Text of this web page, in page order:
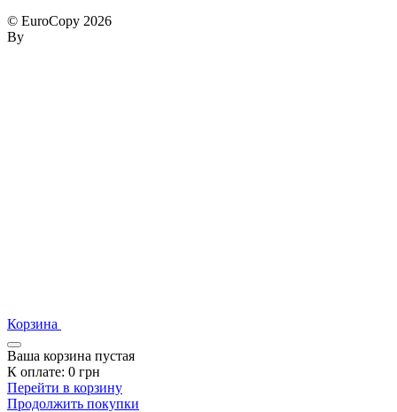
© EuroCopy 2026
By
Корзина
Ваша корзина пустая
К оплате: 0 грн
Перейти в корзину
Продолжить покупки